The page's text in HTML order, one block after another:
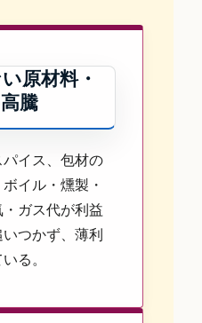
原材料・
騰
イス、包材の
イル・燻製・
ガス代が利益
つかず、薄利
る。